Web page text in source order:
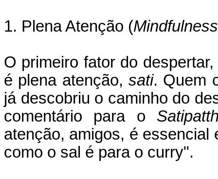
1. Plena Atenção (Mindfulness
O primeiro fator do
é plena atenção, sati. Quem
já descobriu o caminho do
comentário para o
atenção, amigos, é
como o sal é para o curry".